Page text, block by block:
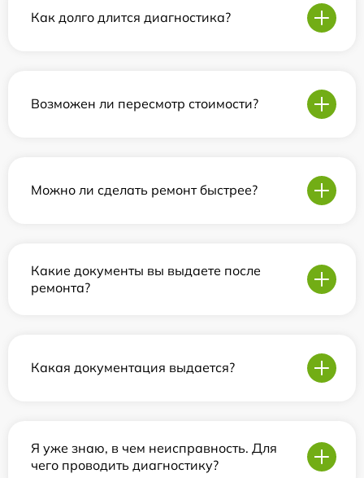
Как долго длится диагностика?
Возможен ли пересмотр стоимости?
Можно ли сделать ремонт быстрее?
Какие документы вы выдаете после
ремонта?
Какая документация выдается?
Я уже знаю, в чем неисправность. Для
чего проводить диагностику?